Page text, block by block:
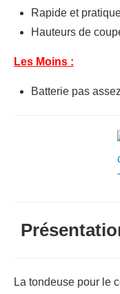
Rapide et
Hauteurs de
Les Moins :
Batterie pas
La tondeuse pour le